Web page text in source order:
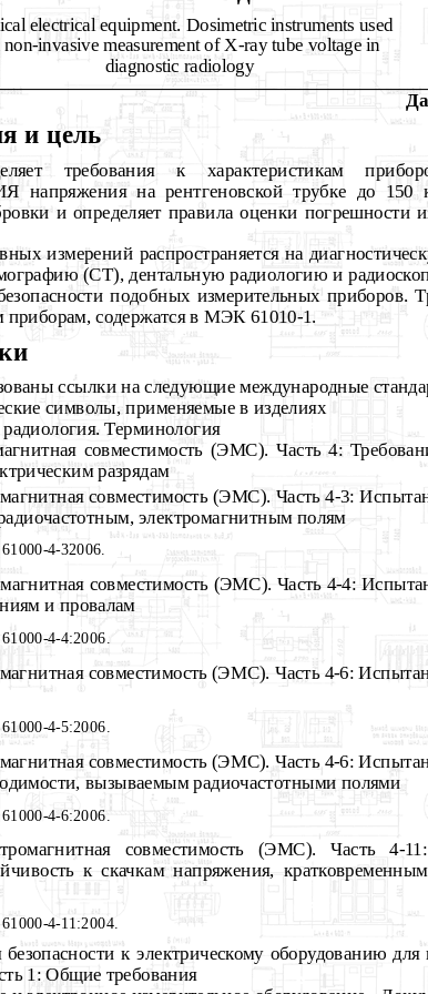
electrical equipment. Dosimetric instruments used
invasive measurement of X-ray tube voltage in
diagnostic radiology
и цель
требования к характеристикам
на рентгеновской трубке до 150
и определяет правила оценки погрешности
измерений распространяется на
(СТ), дентальную радиологию и
подобных измерительных приборов.
приборам, содержатся в МЭК 61010-1.
ссылки на следующие международные
символы, применяемые в изделиях
Терминология
совместимость (ЭМС). Часть 4:
разрядам
совместимость (ЭМС). Часть 4-3:
электромагнитным полям
4-32006.
совместимость (ЭМС). Часть 4-4:
и провалам
4-4:2006.
совместимость (ЭМС). Часть 4-6:
4-5:2006.
совместимость (ЭМС). Часть 4-6:
вызываемым радиочастотными полями
4-6:2006.
совместимость (ЭМС). Часть 4-
к скачкам напряжения,
4-11:2004.
к электрическому оборудованию для
1: Общие требования